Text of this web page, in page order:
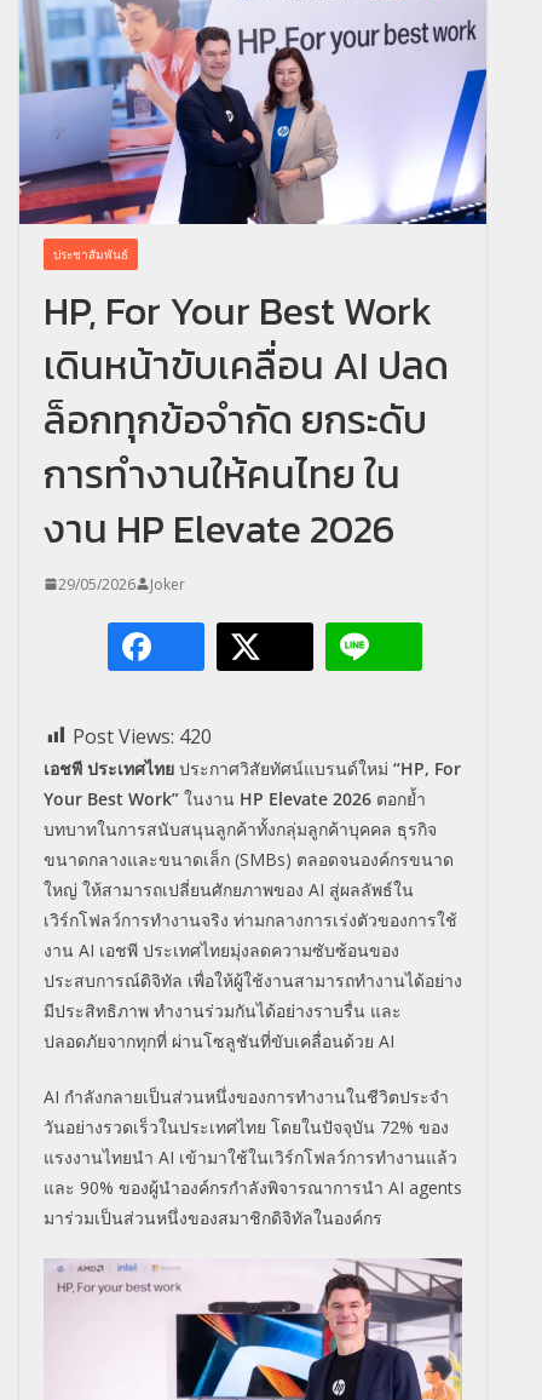
ประชาสัมพันธ์
HP, For Your Best Work
เดินหน้าขับเคลื่อน AI ปลด
ล็อกทุกข้อจำกัด ยกระดับ
การทำงานให้คนไทย ใน
งาน HP Elevate 2026
29/05/2026 Joker
Post Views: 420
เอชพี ประเทศไทย ประกาศวิสัยทัศน์แบรนด์ใหม่ “HP, For
Your Best Work” ในงาน HP Elevate 2026 ตอกย้ำ
บทบาทในการสนับสนุนลูกค้าทั้งกลุ่มลูกค้าบุคคล ธุรกิจ
ขนาดกลางและขนาดเล็ก (SMBs) ตลอดจนองค์กรขนาด
ใหญ่ ให้สามารถเปลี่ยนศักยภาพของ AI สู่ผลลัพธ์ใน
เวิร์กโฟลว์การทำงานจริง ท่ามกลางการเร่งตัวของการใช้
งาน AI เอชพี ประเทศไทยมุ่งลดความซับซ้อนของ
ประสบการณ์ดิจิทัล เพื่อให้ผู้ใช้งานสามารถทำงานได้อย่าง
มีประสิทธิภาพ ทำงานร่วมกันได้อย่างราบรื่น และ
ปลอดภัยจากทุกที่ ผ่านโซลูชันที่ขับเคลื่อนด้วย AI
AI กำลังกลายเป็นส่วนหนึ่งของการทำงานในชีวิตประจำ
วันอย่างรวดเร็วในประเทศไทย โดยในปัจจุบัน 72% ของ
แรงงานไทยนำ AI เข้ามาใช้ในเวิร์กโฟลว์การทำงานแล้ว
และ 90% ของผู้นำองค์กรกำลังพิจารณาการนำ AI agents
มาร่วมเป็นส่วนหนึ่งของสมาชิกดิจิทัลในองค์กร